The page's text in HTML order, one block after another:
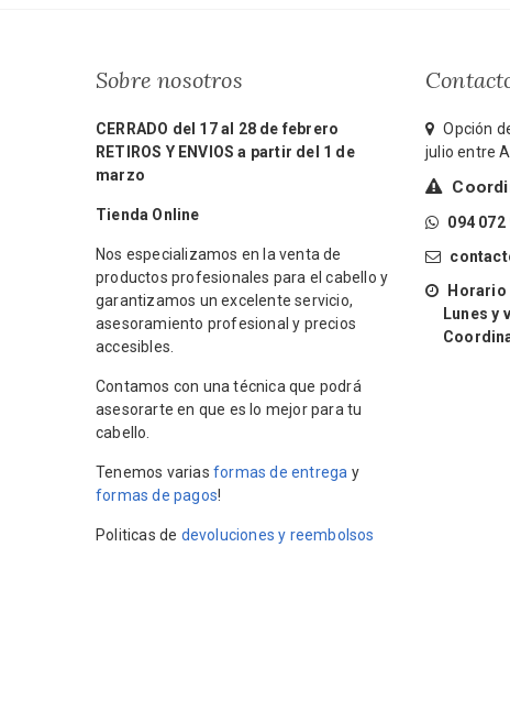
Sobre nosotros
CERRADO del 17 al 28 de febrero
RETIROS Y ENVIOS a partir del 1 de
marzo
Tienda Online
Nos especializamos en la venta de
productos profesionales para el cabello y
garantizamos un excelente servicio,
asesoramiento profesional y precios
accesibles.
Contamos con una técnica que podrá
asesorarte en que es lo mejor para tu
cabello.
Tenemos varias formas de entrega y
formas de pagos!
Politicas de devoluciones y reembolsos
Opción
julio entre
094 072
Lunes y